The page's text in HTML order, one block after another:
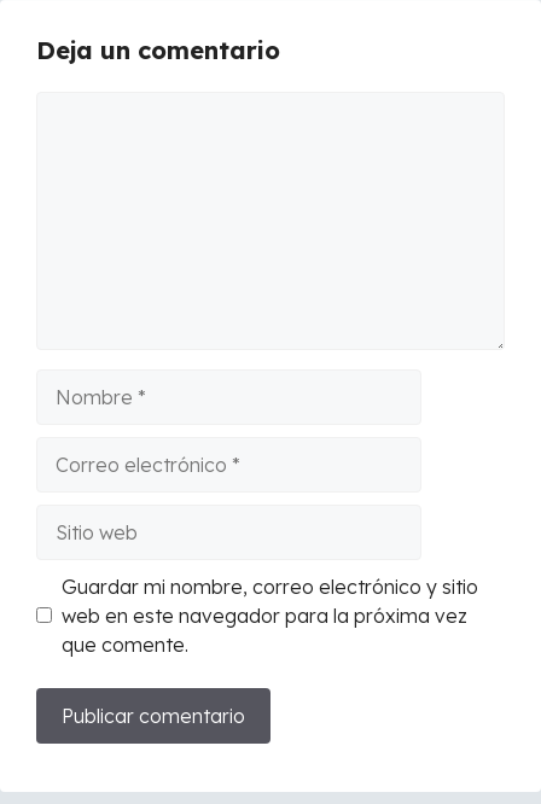
Deja un comentario
electrónico
web
Guardar mi nombre, correo electrónico y sitio
web en este navegador para la próxima vez
que comente.